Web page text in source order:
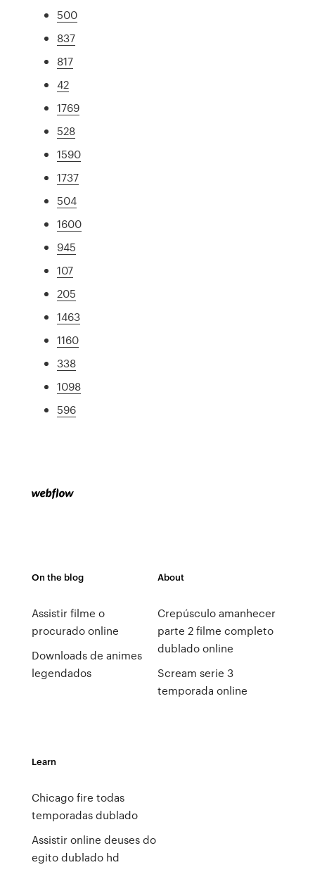
500
837
817
42
1769
528
1590
1737
504
1600
945
107
205
1463
1160
338
1098
596
On the blog
Assistir filme o
procurado online
Downloads de animes
legendados
About
Crepúsculo amanhecer
parte 2 filme completo
dublado online
Scream serie 3
temporada online
Learn
Chicago fire todas
temporadas dublado
Assistir online deuses do
egito dublado hd